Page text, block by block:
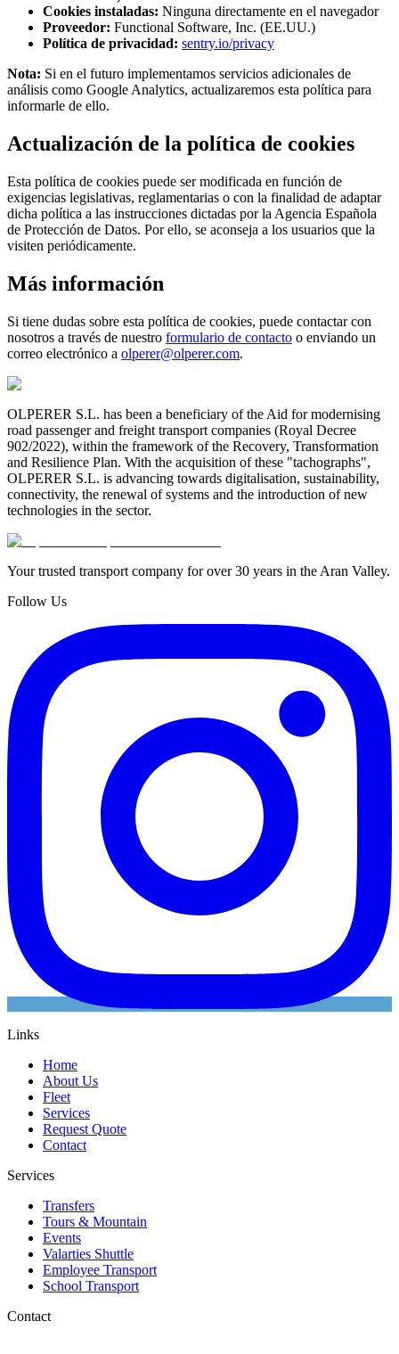
Cookies instaladas: Ninguna directamente en el navegador
Proveedor: Functional Software, Inc. (EE.UU.)
Política de privacidad: sentry.io/privacy
Nota: Si en el futuro implementamos servicios adicionales de
análisis como Google Analytics, actualizaremos esta política para
informarle de ello.
Actualización de la política de cookies
Esta política de cookies puede ser modificada en función de
exigencias legislativas, reglamentarias o con la finalidad de adaptar
dicha política a las instrucciones dictadas por la Agencia Española
de Protección de Datos. Por ello, se aconseja a los usuarios que la
visiten periódicamente.
Más información
Si tiene dudas sobre esta política de cookies, puede contactar con
nosotros a través de nuestro formulario de contacto o enviando un
correo electrónico a olperer@olperer.com.
OLPERER S.L. has been a beneficiary of the Aid for modernising
road passenger and freight transport companies (Royal Decree
902/2022), within the framework of the Recovery, Transformation
and Resilience Plan. With the acquisition of these "tachographs",
OLPERER S.L. is advancing towards digitalisation, sustainability,
connectivity, the renewal of systems and the introduction of new
technologies in the sector.
Your trusted transport company for over 30 years in the Aran Valley.
Follow Us
Links
Home
About Us
Fleet
Services
Request Quote
Contact
Services
Transfers
Tours & Mountain
Events
Valarties Shuttle
Employee Transport
School Transport
Contact